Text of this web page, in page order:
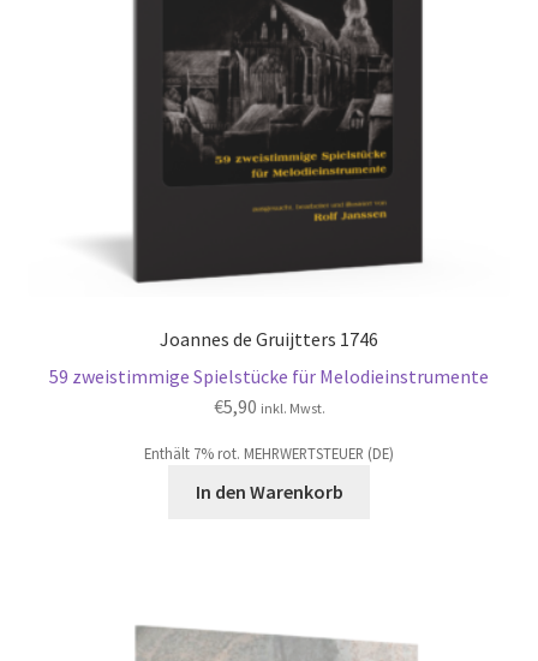
Joannes de Gruijtters 1746
59 zweistimmige Spielstücke für Melodieinstrumente
€5,90 inkl. Mwst.
Enthält 7% rot. MEHRWERTSTEUER (DE)
In den Warenkorb